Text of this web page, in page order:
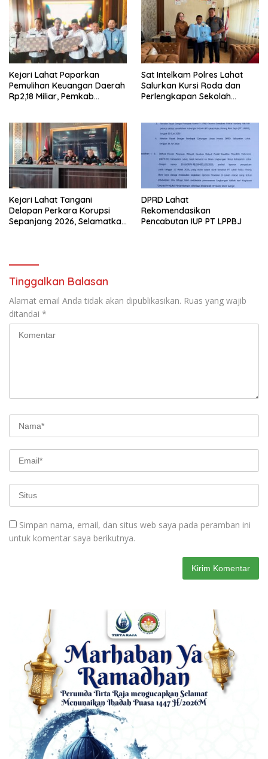
Kejari Lahat Paparkan
Pemulihan Keuangan Daerah
Rp2,18 Miliar, Pemkab
Sat Intelkam Polres Lahat
Salurkan Kursi Roda dan
Perlengkapan Sekolah
Kejari Lahat Tangani
Delapan Perkara Korupsi
Sepanjang 2026, Selamatkan
DPRD Lahat
Rekomendasikan
Pencabutan IUP PT LPPBJ
Tinggalkan Balasan
Alamat email Anda tidak akan dipublikasikan. Ruas yang wajib
ditandai *
Simpan nama, email, dan situs web saya pada peramban ini
untuk komentar saya berikutnya.